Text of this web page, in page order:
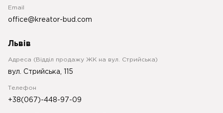
Email
office@kreator-bud.com
Львів
Адреса (Відділ продажу ЖК на вул. Стрийська)
вул. Стрийська, 115
Телефон
+38(067)-448-97-09